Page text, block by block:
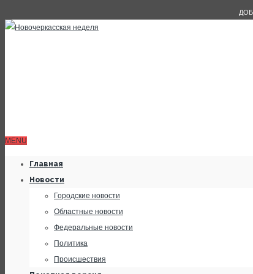
MENU
Главная
Новости
Городские новости
Областные новости
Федеральные новости
Политика
Происшествия